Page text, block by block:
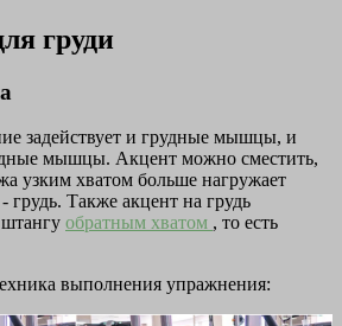
груди
задействует и грудные мышцы, и
мышцы. Акцент можно сместить,
узким хватом больше нагружает
Также акцент на грудь
штангу обратным хватом , то есть
выполнения упражнения: